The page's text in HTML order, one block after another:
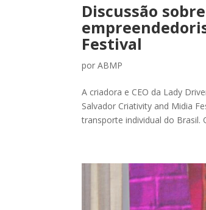
Discussão
Festival
porABMP
A criadora e CEO da Lady
Salvador Criativity and Midia
transporte individual do Brasil.